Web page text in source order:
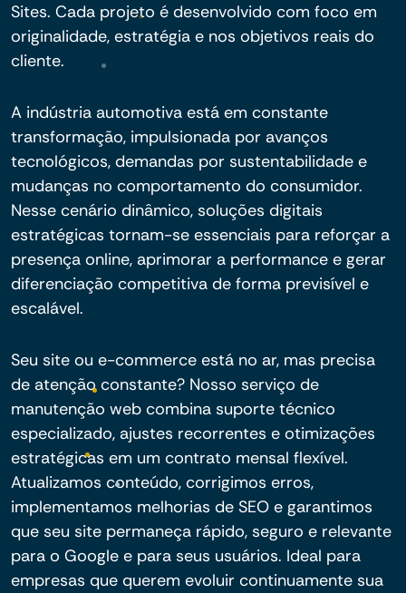
Sites. Cada projeto é desenvolvido com foco em
originalidade, estratégia e nos objetivos reais do
cliente.
A indústria automotiva está em constante
transformação, impulsionada por avanços
tecnológicos, demandas por sustentabilidade e
mudanças no comportamento do consumidor.
Nesse cenário dinâmico, soluções digitais
estratégicas tornam-se essenciais para reforçar a
presença online, aprimorar a performance e gerar
diferenciação competitiva de forma previsível e
escalável.
Seu site ou e-commerce está no ar, mas precisa
de atenção constante? Nosso serviço de
manutenção web combina suporte técnico
especializado, ajustes recorrentes e otimizações
estratégicas em um contrato mensal flexível.
Atualizamos conteúdo, corrigimos erros,
implementamos melhorias de SEO e garantimos
que seu site permaneça rápido, seguro e relevante
para o Google e para seus usuários. Ideal para
empresas que querem evoluir continuamente sua